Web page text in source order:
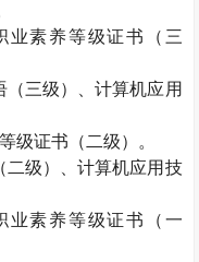
业素养等级证书（三
三级）、计算机应用
级证书（二级）。
二级）、计算机应用技
业素养等级证书（一